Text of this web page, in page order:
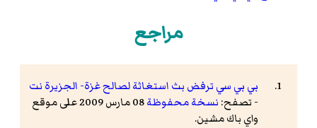
مراجع
بي بي سي ترفض بث استغاثة لصالح غزة- الجزيرة نت
- تصفح: نسخة محفوظة
08 مارس 2009 على موقع
واي باك مشين.